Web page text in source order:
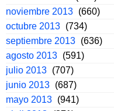
noviembre 2013 (660)
octubre 2013 (734)
septiembre 2013 (636)
agosto 2013 (591)
julio 2013 (707)
junio 2013 (687)
mayo 2013 (941)